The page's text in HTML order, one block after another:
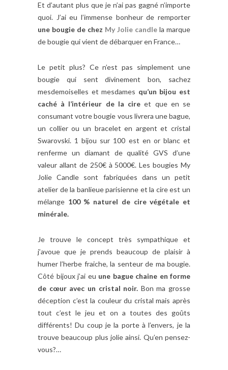
Et d’autant plus que je n’ai pas gagné n’importe
quoi. J’ai eu l’immense bonheur de remporter
une bougie de chez My Jolie candle la marque
de bougie qui vient de débarquer en France…
Le petit plus? Ce n’est pas simplement une
bougie qui sent divinement bon, sachez
mesdemoiselles et mesdames qu’un bijou est
caché à l’intérieur de la cire et que en se
consumant votre bougie vous livrera une bague,
un collier ou un bracelet en argent et cristal
Swarovski. 1 bijou sur 100 est en or blanc et
renferme un diamant de qualité GVS d’une
valeur allant de 250€ à 5000€. Les bougies My
Jolie Candle sont fabriquées dans un petit
atelier de la banlieue parisienne et la cire est un
mélange 100 % naturel de cire végétale et
minérale.
Je trouve le concept très sympathique et
j’avoue que je prends beaucoup de plaisir à
humer l’herbe fraiche, la senteur de ma bougie.
Côté bijoux j’ai eu une bague chaine en forme
de cœur avec un cristal noir. Bon ma grosse
déception c’est la couleur du cristal mais après
tout c’est le jeu et on a toutes des goûts
différents! Du coup je la porte à l’envers, je la
trouve beaucoup plus jolie ainsi. Qu’en pensez-
vous?…